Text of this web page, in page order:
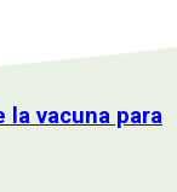
la vacuna para